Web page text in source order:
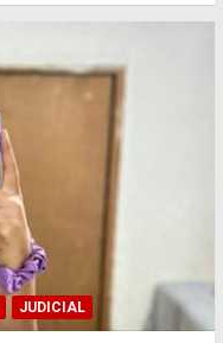
JUDICIAL